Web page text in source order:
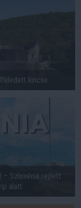
kincse
– Szlovénia rejtett
alatt